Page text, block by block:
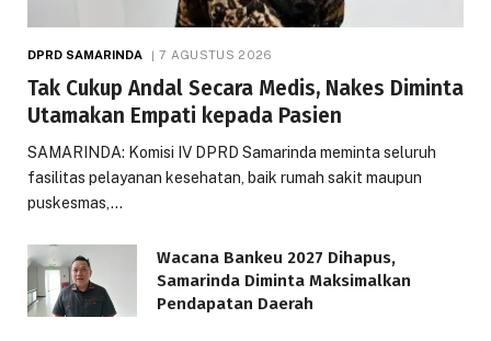
DPRD SAMARINDA 7 AGUSTUS 2026
Tak Cukup Andal Secara Medis, Nakes Diminta
Utamakan Empati kepada Pasien
SAMARINDA: Komisi IV DPRD Samarinda meminta seluruh
fasilitas pelayanan kesehatan, baik rumah sakit maupun
puskesmas,…
Wacana Bankeu 2027 Dihapus,
Samarinda Diminta Maksimalkan
Pendapatan Daerah